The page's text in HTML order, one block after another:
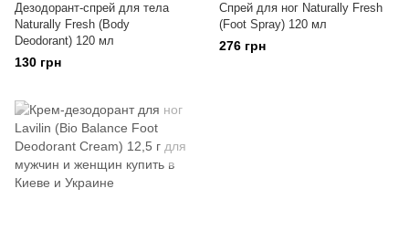
Дезодорант-спрей для тела
Naturally Fresh (Body
Deodorant) 120 мл
130 грн
Спрей для ног Naturally Fresh
(Foot Spray) 120 мл
276 грн